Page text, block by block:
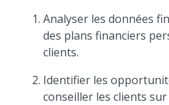
Analyser les données
des plans financiers
clients.
Identifier les
conseiller les clients